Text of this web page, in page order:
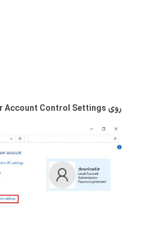
روی Change User Account Control Settings کلیک کنید :